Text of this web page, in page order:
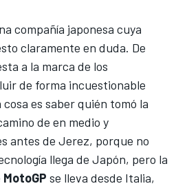
compañía japonesa cuya
claramente en duda. De
a la marca de los
de forma incuestionable
cosa es saber quién tomó la
de en medio y
antes de Jerez, porque no
llega de Japón, pero la
MotoGP se lleva desde Italia,